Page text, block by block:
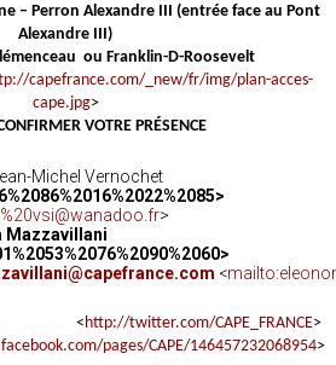
– Perron Alexandre III (entrée face au Pont
Alexandre III)
ou Franklin-D-Roosevelt
capefrance.com/_new/fr/img/plan-acces-
cape.jpg>
VOTRE PRÉSENCE
Michel Vernochet
>
Mazzavillani
<
< http://twitter.com/CAPE_FRANCE>
pages/CAPE/146457232068954>